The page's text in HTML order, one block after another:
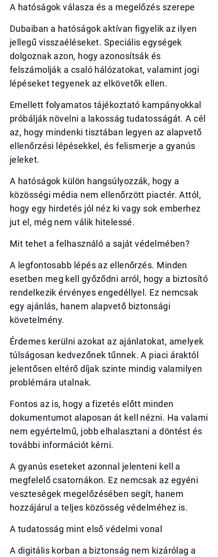
A hatóságok válasza és a megelőzés szerepe
Dubaiban a hatóságok aktívan figyelik az ilyen
jellegű visszaéléseket. Speciális egységek
dolgoznak azon, hogy azonosítsák és
felszámolják a csaló hálózatokat, valamint jogi
lépéseket tegyenek az elkövetők ellen.
Emellett folyamatos tájékoztató kampányokkal
próbálják növelni a lakosság tudatosságát. A cél
az, hogy mindenki tisztában legyen az alapvető
ellenőrzési lépésekkel, és felismerje a gyanús
jeleket.
A hatóságok külön hangsúlyozzák, hogy a
közösségi média nem ellenőrzött piactér. Attól,
hogy egy hirdetés jól néz ki vagy sok emberhez
jut el, még nem válik hitelessé.
Mit tehet a felhasználó a saját védelmében?
A legfontosabb lépés az ellenőrzés. Minden
esetben meg kell győződni arról, hogy a biztosító
rendelkezik érvényes engedéllyel. Ez nemcsak
egy ajánlás, hanem alapvető biztonsági
követelmény.
Érdemes kerülni azokat az ajánlatokat, amelyek
túlságosan kedvezőnek tűnnek. A piaci áraktól
jelentősen eltérő díjak szinte mindig valamilyen
problémára utalnak.
Fontos az is, hogy a fizetés előtt minden
dokumentumot alaposan át kell nézni. Ha valami
nem egyértelmű, jobb elhalasztani a döntést és
további információt kérni.
A gyanús eseteket azonnal jelenteni kell a
megfelelő csatornákon. Ez nemcsak az egyéni
veszteségek megelőzésében segít, hanem
hozzájárul a teljes közösség védelméhez is.
A tudatosság mint első védelmi vonal
A digitális korban a biztonság nem kizárólag a